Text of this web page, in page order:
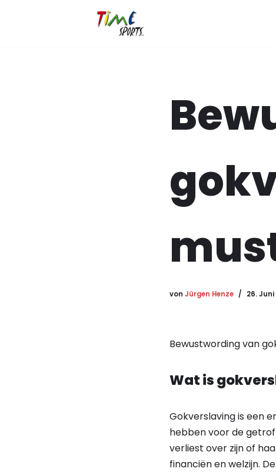
von Jürgen Henze 26. Juni
Bewustwording van
Wat is
Gokverslaving is een
hebben voor de
verliest over zijn of
financiën en welzijn.